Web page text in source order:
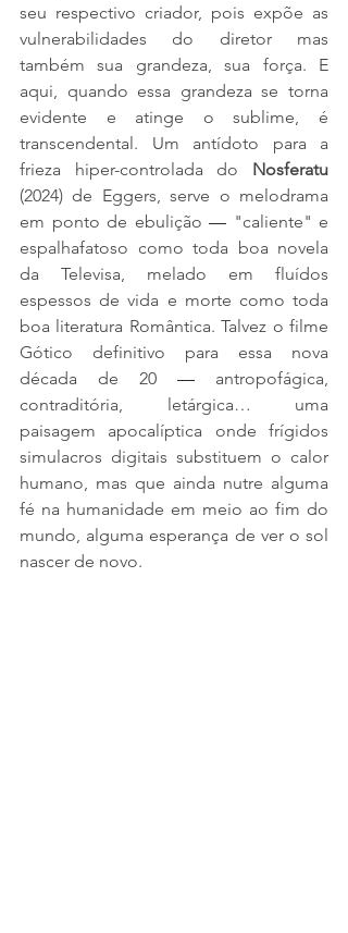
seu respectivo criador, pois expõe as
vulnerabilidades do diretor mas
também sua grandeza, sua força. E
aqui, quando essa grandeza se torna
evidente e atinge o sublime, é
transcendental. Um antídoto para a
frieza hiper-controlada do
(2024) de Eggers, serve o melodrama
em ponto de ebulição — "caliente" e
espalhafatoso como toda boa novela
da Televisa, melado em fluídos
espessos de vida e morte como toda
boa literatura Romântica. Talvez o filme
Gótico definitivo para essa nova
década de 20 — antropofágica,
contraditória, letárgica… uma
paisagem apocalíptica onde frígidos
simulacros digitais substituem o calor
humano, mas que ainda nutre alguma
fé na humanidade em meio ao fim do
mundo, alguma esperança de ver o sol
nascer de novo.